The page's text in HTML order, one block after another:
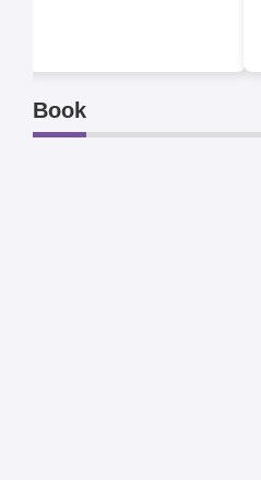
Book